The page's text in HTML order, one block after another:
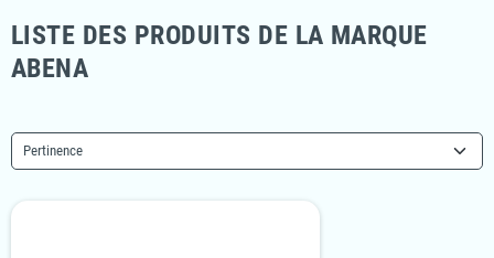
LISTE DES PRODUITS DE LA MARQUE
ABENA
Pertinence